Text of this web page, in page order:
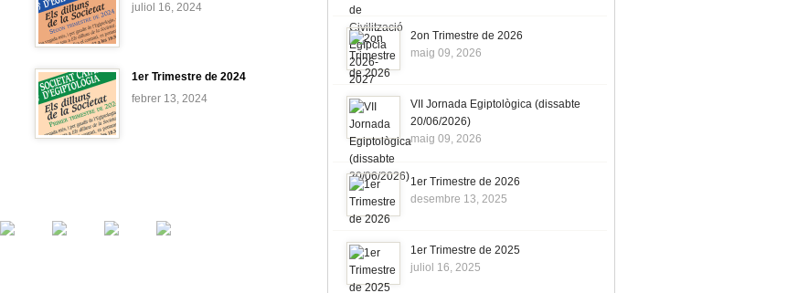
juliol 16, 2024
1er Trimestre de 2024
febrer 13, 2024
2on Trimestre de 2026
maig 09, 2026
VII Jornada Egiptològica (dissabte
20/06/2026)
maig 09, 2026
1er Trimestre de 2026
desembre 13, 2025
1er Trimestre de 2025
juliol 16, 2025